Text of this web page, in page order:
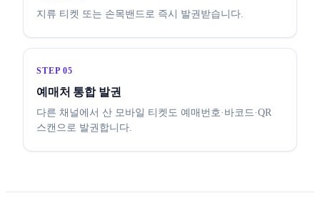
지류 티켓 또는 손목밴드로 즉시 발권받습니다.
STEP 05
예매처 통합 발권
다른 채널에서 산 모바일 티켓도 예매번호·바코드·QR
스캔으로 발권합니다.